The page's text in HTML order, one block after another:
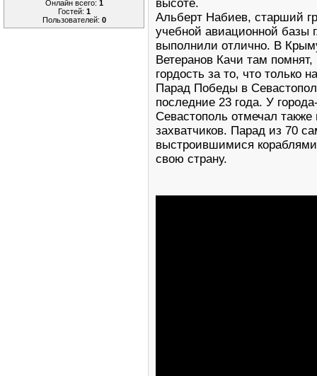
Онлайн всего: 1
Гостей: 1
Пользователей: 0
высоте.
Альберт Набиев, старший
учебной авиационной базы
выполнили отлично. В
Ветеранов Качи там
гордость за то, что только
Парад Победы в
последние 23 года. У
Севастополь отмечал
захватчиков. Парад из 70
выстроившимися
свою страну.